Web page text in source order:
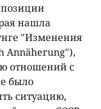
нашла
"Изменения
Annäherung"),
отношений с
было
ситуацию,